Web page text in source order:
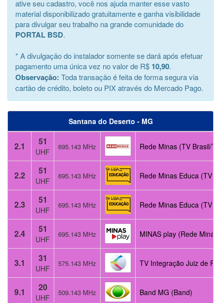
ative seu cadastro, você nos ajuda manter esse vasto
material disponibilizado gratuitamente e ganha visibilidade
para divulgar seu trabalho na grande comunidade do
PORTAL BSD.
* A divulgação do instalador somente se dará após efetuar
pagamento uma única vez no valor de R$ 10,90.
Observação: Toda transação é feita de forma segura via
cartão de crédito, boleto ou PIX através do Mercado Pago.
Santana do Deserto - MG
2.1 51
UHF
695.143 MHz Rede Minas (TV Brasil/
2.2 51
UHF
695.143 MHz Rede Minas Educa (TV
2.3 51
UHF
695.143 MHz Rede Minas Educa (TV
2.4 51
UHF
695.143 MHz MINAS play (Rede Minas)
3.1 31
UHF
575.143 MHz TV Integração Juiz de
9.1 20
UHF
509.143 MHz Band MG (Band)